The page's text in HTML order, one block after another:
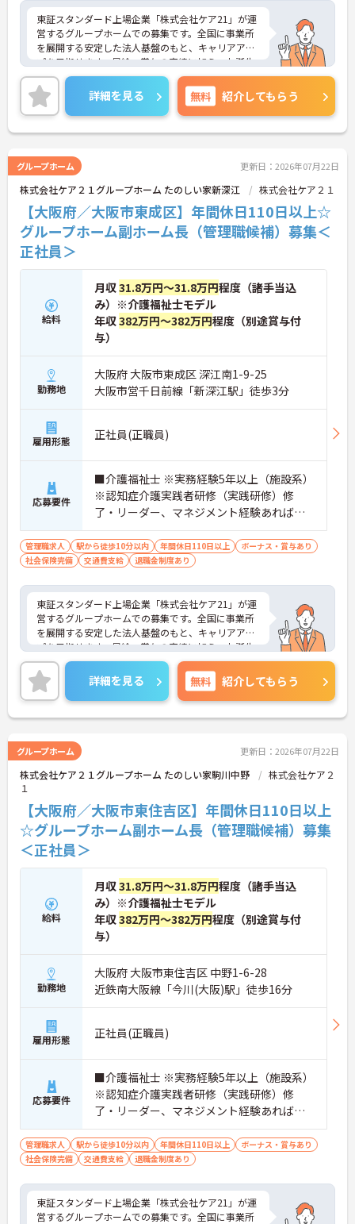
東証スタンダード上場企業「株式会社ケア21」が運
営するグループホームでの募集です。全国に事業所
を展開する安定した法人基盤のもと、キャリアアッ
プを目指せます。昇給・賞与の実績に加え、お誕生
日プレゼントや各種割引が利用できる組合制度な
ど、手厚い福利厚生も魅力。定年制を撤廃している
ため、腰を据えて長くご活躍いただけます。これま
での経験を活かして施設運営や人材育成に挑戦した
い方、チームで何かを創り上げるのが好きな方にお
すので、お気軽にお問い合わせください。
詳細を見る 無料 紹介してもらう
グループホーム 更新日：2026年07月22日
株式会社ケア２１グループホーム たのしい家新深江 株式会社ケア２１
【大阪府／大阪市東成区】年間休日110日以上☆
グループホーム副ホーム長（管理職候補）募集＜
正社員＞
給料
月収31.8万円～31.8万円程度（諸手当込
み）※介護福祉士モデル
年収382万円～382万円程度（別途賞与付
与）
勤務地
大阪府 大阪市東成区 深江南1-9-25
大阪市営千日前線「新深江駅」徒歩3分
雇用形態 正社員(正職員)
応募要件
■介護福祉士 ※実務経験5年以上（施設系）
※認知症介護実践者研修（実践研修）修
了・リーダー、マネジメント経験あれば尚
可
管理職求人 駅から徒歩10分以内 年間休日110日以上
ボーナス・賞与あり
社会保険完備
交通費支給 退職金制度あり
東証スタンダード上場企業「株式会社ケア21」が運
営するグループホームでの募集です。全国に事業所
を展開する安定した法人基盤のもと、キャリアアッ
プを目指せます。昇給・賞与の実績に加え、お誕生
日プレゼントや各種割引が利用できる組合制度な
ど、手厚い福利厚生も魅力。定年制を撤廃している
ため、腰を据えて長くご活躍いただけます。これま
での経験を活かして施設運営や人材育成に挑戦した
い方、チームで何かを創り上げるのが好きな方にお
すので、お気軽にお問い合わせください。
詳細を見る 無料 紹介してもらう
グループホーム 更新日：2026年07月22日
株式会社ケア２１グループホーム たのしい家駒川中野
株式会社ケア２
１
【大阪府／大阪市東住吉区】年間休日110日以上
☆グループホーム副ホーム長（管理職候補）募集
＜正社員＞
給料
月収31.8万円～31.8万円程度（諸手当込
み）※介護福祉士モデル
年収382万円～382万円程度（別途賞与付
与）
勤務地
大阪府 大阪市東住吉区 中野1-6-28
近鉄南大阪線「今川(大阪)駅」徒歩16分
雇用形態 正社員(正職員)
応募要件
■介護福祉士 ※実務経験5年以上（施設系）
※認知症介護実践者研修（実践研修）修
了・リーダー、マネジメント経験あれば尚
可
管理職求人 駅から徒歩10分以内 年間休日110日以上
ボーナス・賞与あり
社会保険完備
交通費支給 退職金制度あり
東証スタンダード上場企業「株式会社ケア21」が運
営するグループホームでの募集です。全国に事業所